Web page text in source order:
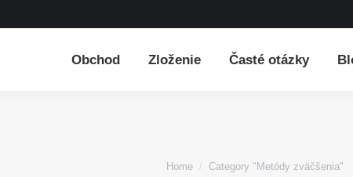
Obchod Zloženie Časté otázky
You are here:
Home Category "Metódy zväčšenia"